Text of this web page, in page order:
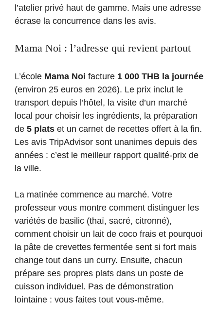
l’atelier privé haut de gamme. Mais une adresse
écrase la concurrence dans les avis.
Mama Noi : l’adresse qui revient partout
L’école Mama Noi facture 1 000 THB la journée
(environ 25 euros en 2026). Le prix inclut le
transport depuis l’hôtel, la visite d’un marché
local pour choisir les ingrédients, la préparation
de 5 plats et un carnet de recettes offert à la fin.
Les avis TripAdvisor sont unanimes depuis des
années : c’est le meilleur rapport qualité-prix de
la ville.
La matinée commence au marché. Votre
professeur vous montre comment distinguer les
variétés de basilic (thaï, sacré, citronné),
comment choisir un lait de coco frais et pourquoi
la pâte de crevettes fermentée sent si fort mais
change tout dans un curry. Ensuite, chacun
prépare ses propres plats dans un poste de
cuisson individuel. Pas de démonstration
lointaine : vous faites tout vous-même.